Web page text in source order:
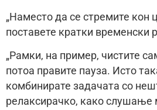
„Наместо да се стремите кон
поставете кратки временски
„Рамки, на пример, чистите
потоа правите пауза. Исто
комбинирате задачата со
релаксирачко, како слушање